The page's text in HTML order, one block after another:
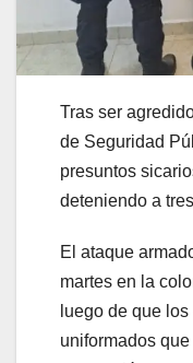
Tras ser
de Seguridad
presuntos
deteniendo a
El ataque
martes en la
luego de que
uniformados